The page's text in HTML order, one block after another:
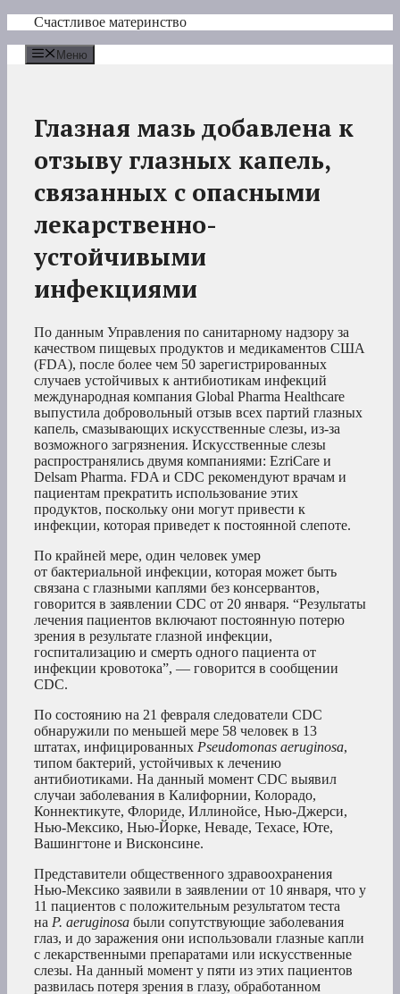
Перейти
содержимому
Счастливое материнство
Меню
Глазная мазь добавлена к
отзыву глазных капель,
связанных с опасными
лекарственно-
устойчивыми
инфекциями
По данным Управления по санитарному надзору за
качеством пищевых продуктов и медикаментов США
(FDA), после более чем 50 зарегистрированных
случаев устойчивых к антибиотикам инфекций
международная компания Global Pharma Healthcare
выпустила добровольный отзыв всех партий глазных
капель, смазывающих искусственные слезы, из-за
возможного загрязнения. Искусственные слезы
распространялись двумя компаниями: EzriCare и
Delsam Pharma. FDA и CDC рекомендуют врачам и
пациентам прекратить использование этих
продуктов, поскольку они могут привести к
инфекции, которая приведет к постоянной слепоте.
По крайней мере, один человек умер
от бактериальной инфекции, которая может быть
связана с глазными каплями без консервантов,
говорится в заявлении CDC от 20 января. “Результаты
лечения пациентов включают постоянную потерю
зрения в результате глазной инфекции,
госпитализацию и смерть одного пациента от
инфекции кровотока”, — говорится в сообщении
CDC.
По состоянию на 21 февраля следователи CDC
обнаружили по меньшей мере 58 человек в 13
штатах, инфицированных Pseudomonas aeruginosa,
типом бактерий, устойчивых к лечению
антибиотиками. На данный момент CDC выявил
случаи заболевания в Калифорнии, Колорадо,
Коннектикуте, Флориде, Иллинойсе, Нью-Джерси,
Нью-Мексико, Нью-Йорке, Неваде, Техасе, Юте,
Вашингтоне и Висконсине.
Представители общественного здравоохранения
Нью-Мексико заявили в заявлении от 10 января, что у
11 пациентов с положительным результатом теста
на P. aeruginosa были сопутствующие заболевания
глаз, и до заражения они использовали глазные капли
с лекарственными препаратами или искусственные
слезы. На данный момент у пяти из этих пациентов
развилась потеря зрения в глазу, обработанном